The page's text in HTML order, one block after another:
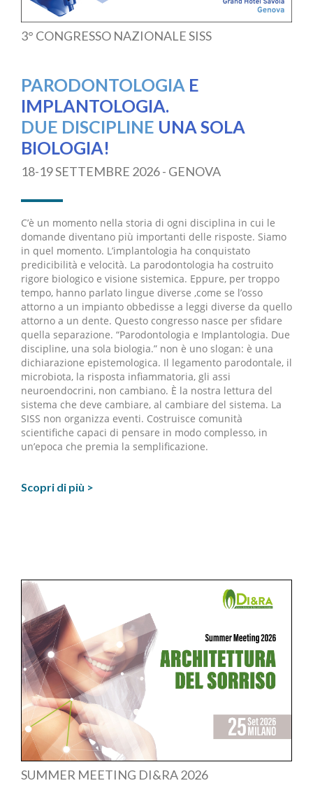
3° CONGRESSO NAZIONALE SISS
PARODONTOLOGIA E
IMPLANTOLOGIA.
DUE DISCIPLINE UNA SOLA
BIOLOGIA!
18-19 SETTEMBRE 2026 - GENOVA
C’è un momento nella storia di ogni disciplina in cui le
domande diventano più importanti delle risposte. Siamo
in quel momento. L’implantologia ha conquistato
predicibilità e velocità. La parodontologia ha costruito
rigore biologico e visione sistemica. Eppure, per troppo
tempo, hanno parlato lingue diverse ,come se l’osso
attorno a un impianto obbedisse a leggi diverse da quello
attorno a un dente. Questo congresso nasce per sfidare
quella separazione. “Parodontologia e Implantologia. Due
discipline, una sola biologia.” non è uno slogan: è una
dichiarazione epistemologica. Il legamento parodontale, il
microbiota, la risposta infiammatoria, gli assi
neuroendocrini, non cambiano. È la nostra lettura del
sistema che deve cambiare, al cambiare del sistema. La
SISS non organizza eventi. Costruisce comunità
scientifiche capaci di pensare in modo complesso, in
un’epoca che premia la semplificazione.
Scopri di più >
SUMMER MEETING DI&RA 2026